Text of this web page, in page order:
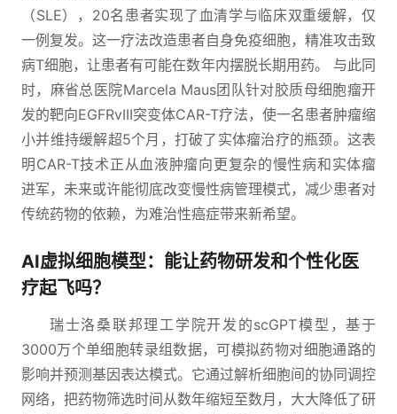
（SLE），20名患者实现了血清学与临床双重缓解，仅
一例复发。这一疗法改造患者自身免疫细胞，精准攻击致
病T细胞，让患者有可能在数年内摆脱长期用药。 与此同
时，麻省总医院Marcela Maus团队针对胶质母细胞瘤开
发的靶向EGFRvIII突变体CAR-T疗法，使一名患者肿瘤缩
小并维持缓解超5个月，打破了实体瘤治疗的瓶颈。这表
明CAR-T技术正从血液肿瘤向更复杂的慢性病和实体瘤
进军，未来或许能彻底改变慢性病管理模式，减少患者对
传统药物的依赖，为难治性癌症带来新希望。
AI虚拟细胞模型：能让药物研发和个性化医
疗起飞吗？
瑞士洛桑联邦理工学院开发的scGPT模型，基于
3000万个单细胞转录组数据，可模拟药物对细胞通路的
影响并预测基因表达模式。它通过解析细胞间的协同调控
网络，把药物筛选时间从数年缩短至数月，大大降低了研